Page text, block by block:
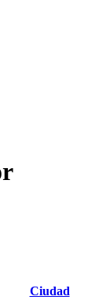
Ciudad